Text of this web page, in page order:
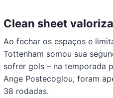
Clean sheet
Ao fechar os espaços e
Tottenham somou sua
sofrer gols – na temporada
Ange Postecoglou, foram
38 rodadas.